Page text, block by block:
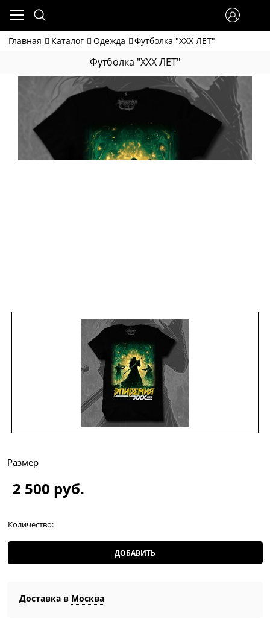
Главная Каталог Одежда Футболка "XXX ЛЕТ"
Футболка "XXX ЛЕТ"
Размер
2 500 руб.
Количество:
ДОБАВИТЬ
Доставка в Москва